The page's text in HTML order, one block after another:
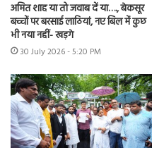
अमित शाह या तो जवाब दें या…., बेकसूर
बच्चों पर बरसाई लाठियां, नए बिल में कुछ
भी नया नहीं- खड़गे
30 July 2026 - 5:20 PM